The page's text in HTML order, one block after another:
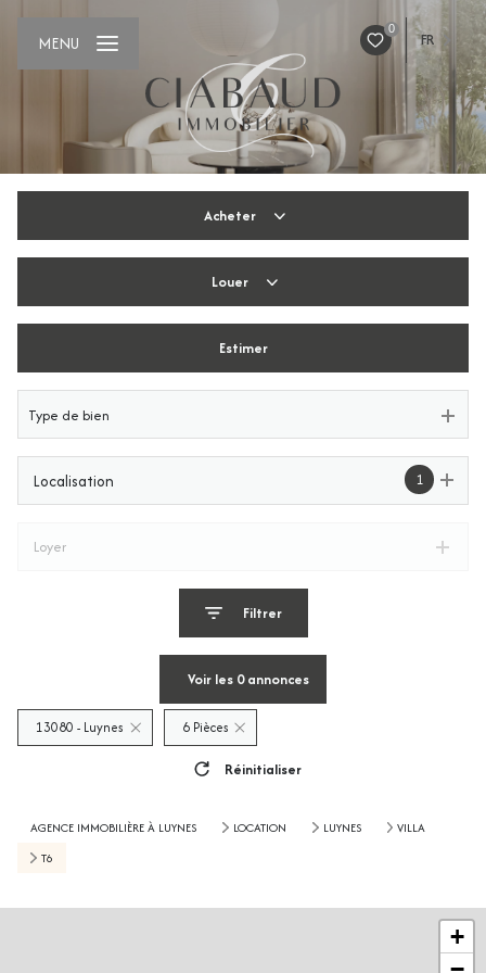
0
FR
MENU
Acheter
De l'immo pro
Louer
Estimer
Type de bien
1
Localisation
Loyer
Filtrer
Voir les 0annonces
13080 - Luynes 6 Pièces
Réinitialiser
AGENCE IMMOBILIÈRE À LUYNES LOCATION LUYNES
VILLA
T6
+